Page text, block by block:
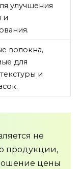
улучшения
и
волокна,
для
и
не
продукции,
цены